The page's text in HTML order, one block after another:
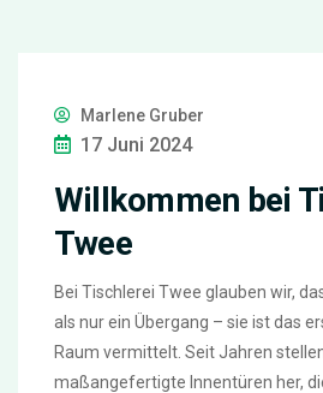
Marlene Gruber
17 Juni 2024
Willkommen bei
Twee
Bei Tischlerei Twee glauben wir,
als nur ein Übergang – sie ist das
Raum vermittelt. Seit Jahren
maßangefertigte Innentüren her,